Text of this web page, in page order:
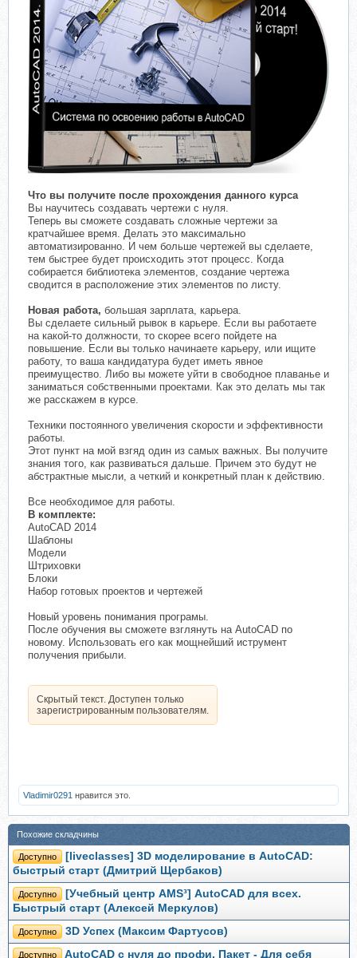
Что вы получите после прохождения данного курса
Вы научитесь создавать чертежи с нуля.
Теперь вы сможете создавать сложные чертежи за
кратчайшее время. Делать это максимально
автоматизированно. И чем больше чертежей вы сделаете,
тем быстрее будет происходить этот процесс. Когда
собирается библиотека элементов, создание чертежа
сводится в расположение этих элементов по листу.
Новая работа, большая зарплата, карьера.
Вы сделаете сильный рывок в карьере. Если вы работаете
на какой-то должности, то скорее всего пойдете на
повышение. Если вы только начинаете карьеру, или ищите
работу, то ваша кандидатура будет иметь явное
преимущество. Либо вы можете уйти в свободное плаванье и
заниматься собственными проектами. Как это делать мы так
же расскажем в курсе.
Техники постоянного увеличения скорости и эффективности
работы.
Этот пункт на мой взгяд один из самых важных. Вы получите
знания того, как развиваться дальше. Причем это будут не
абстрактные мысли, а четкий и конкретный план к действию.
Все необходимое для работы.
В комплекте:
AutoCAD 2014
Шаблоны
Модели
Штриховки
Блоки
Набор готовых проектов и чертежей
Новый уровень понимания програмы.
После обучения вы сможете взглянуть на AutoCAD по
новому. Использовать его как мощнейший иструмент
получения прибыли.
Скрытый текст. Доступен только
зарегистрированным пользователям.
Vladimir0291 нравится это.
Похожие складчины
Доступно
[liveclasses] 3D моделирование в AutoCAD:
быстрый старт (Дмитрий Щербаков)
Доступно
[Учебный центр AMS³] AutoCAD для всех.
Быстрый старт (Алексей Меркулов)
Доступно 3D Успех (Максим Фартусов)
Доступно AutoCAD с нуля до профи. Пакет - Для себя